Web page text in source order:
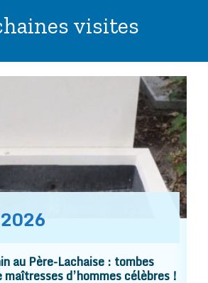
visites
2026
au Père-Lachaise : tombes
maîtresses d’hommes célèbres !